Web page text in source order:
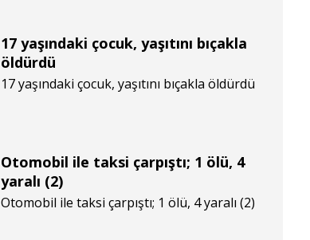
17 yaşındaki çocuk, yaşıtını bıçakla
öldürdü
17 yaşındaki çocuk, yaşıtını bıçakla öldürdü
Otomobil ile taksi çarpıştı; 1 ölü, 4
yaralı (2)
Otomobil ile taksi çarpıştı; 1 ölü, 4 yaralı (2)